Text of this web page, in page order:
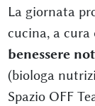
La giornata
cucina, a
benessere
(biologa
Spazio OFF